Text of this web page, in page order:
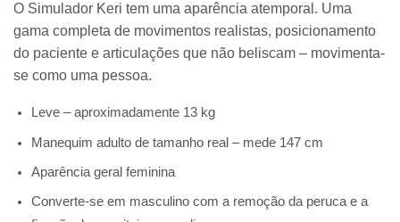
O Simulador Keri tem uma aparência atemporal. Uma
gama completa de movimentos realistas, posicionamento
do paciente e articulações que não beliscam – movimenta-
se como uma pessoa.
Leve – aproximadamente 13 kg
Manequim adulto de tamanho real – mede 147 cm
Aparência geral feminina
Converte-se em masculino com a remoção da peruca e a